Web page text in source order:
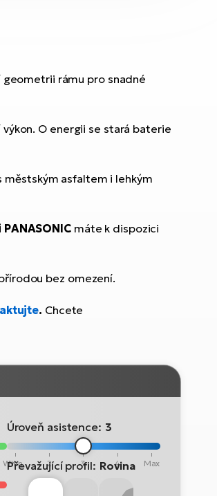
rámu pro snadné
O energii se stará baterie
městským asfaltem i lehkým
máte k dispozici
bez omezení.
. Chcete
Wh
Úroveň asistence: 3
Min 2 3 4 Max
Převažující profil: Rovina